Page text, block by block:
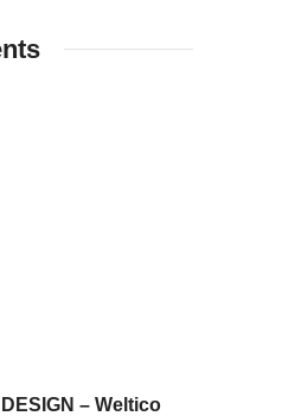
– Weltico